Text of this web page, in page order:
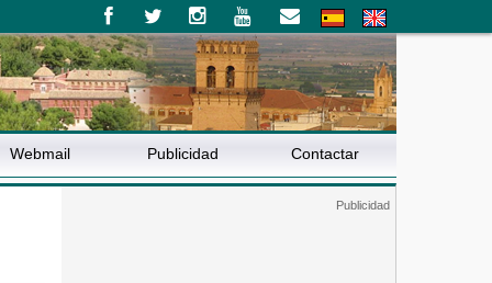
Webmail Publicidad Contactar